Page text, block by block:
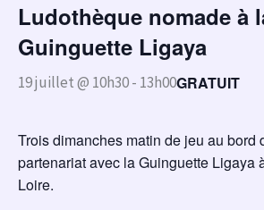
Ludothèque nomade à
Guinguette Ligaya
19 juillet @ 10h30- 13h00GRATUIT
Trois dimanches matin de jeu au bord
partenariat avec la Guinguette Ligaya
Loire.